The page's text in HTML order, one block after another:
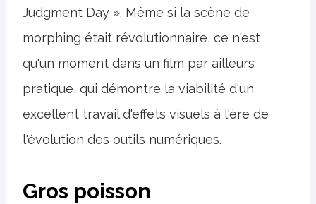
Judgment Day ». Même si la scène de
morphing était révolutionnaire, ce n'est
qu'un moment dans un film par ailleurs
pratique, qui démontre la viabilité d'un
excellent travail d'effets visuels à l'ère de
l'évolution des outils numériques.
Gros poisson